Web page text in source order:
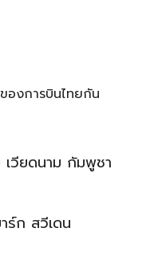
องการบินไทยกัน
วียดนาม กัมพูชา
ร์ก สวีเดน